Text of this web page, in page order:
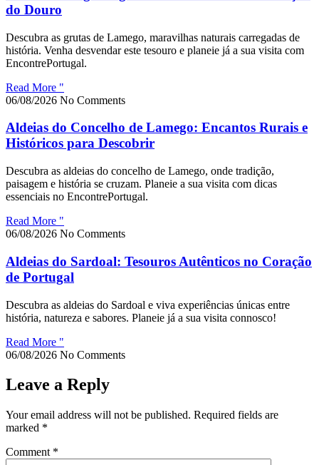
do Douro
Descubra as grutas de Lamego, maravilhas naturais carregadas de
história. Venha desvendar este tesouro e planeie já a sua visita com
EncontrePortugal.
Read More "
06/08/2026 No Comments
Aldeias do Concelho de Lamego: Encantos Rurais e
Históricos para Descobrir
Descubra as aldeias do concelho de Lamego, onde tradição,
paisagem e história se cruzam. Planeie a sua visita com dicas
essenciais no EncontrePortugal.
Read More "
06/08/2026 No Comments
Aldeias do Sardoal: Tesouros Autênticos no Coração
de Portugal
Descubra as aldeias do Sardoal e viva experiências únicas entre
história, natureza e sabores. Planeie já a sua visita connosco!
Read More "
06/08/2026 No Comments
Leave a Reply
Your email address will not be published. Required fields are
marked *
Comment *